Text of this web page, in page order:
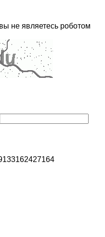
не являетесь роботом